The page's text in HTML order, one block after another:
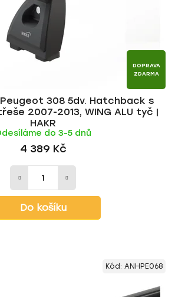
DOPRAVA
ZDARMA
308 5dv. Hatchback s
2007-2013, WING ALU tyč |
HAKR
do 3-5 dnů
4 389 Kč
Do košíku
Kód: ANHPE068